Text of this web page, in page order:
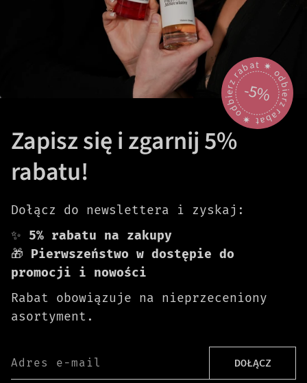
odbierz rabat 🟎 odbierz rabat 🟎
-5%
Zapisz się i zgarnij 5%
rabatu!
Dołącz do newslettera i zyskaj:
✨ 5% rabatu na zakupy
🎁 Pierwszeństwo w dostępie do
promocji i nowości
Rabat obowiązuje na nieprzeceniony
asortyment.
Adres e-mail DOŁĄCZ
Darmowa dostawa od 399 zł!